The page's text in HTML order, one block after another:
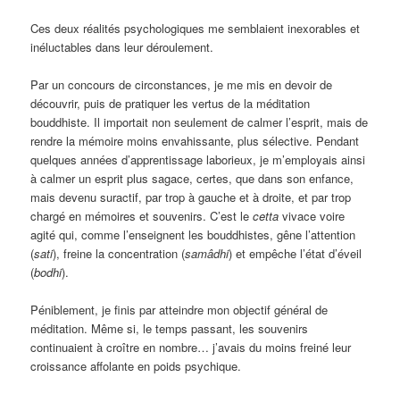
Ces deux réalités psychologiques me semblaient inexorables et
inéluctables dans leur déroulement.
Par un concours de circonstances, je me mis en devoir de
découvrir, puis de pratiquer les vertus de la méditation
bouddhiste. Il importait non seulement de calmer l’esprit, mais de
rendre la mémoire moins envahissante, plus sélective. Pendant
quelques années d’apprentissage laborieux, je m’employais ainsi
à calmer un esprit plus sagace, certes, que dans son enfance,
mais devenu suractif, par trop à gauche et à droite, et par trop
chargé en mémoires et souvenirs. C’est lecetta vivace voire
agité qui, comme l’enseignent les bouddhistes, gêne l’attention
(sati), freine la concentration (samâdhi) et empêche l’état d’éveil
(bodhi).
Péniblement, je finis par atteindre mon objectif général de
méditation. Même si, le temps passant, les souvenirs
continuaient à croître en nombre… j’avais du moins freiné leur
croissance affolante en poids psychique.